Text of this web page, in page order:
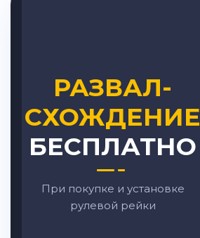
РАЗВАЛ-
СХОЖДЕНИЕ
БЕСПЛАТНО
При покупке и установке
рулевой рейки